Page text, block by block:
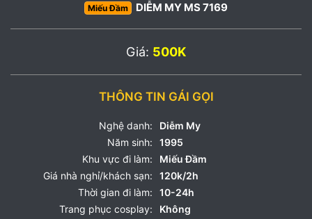
Miếu Đầm DIỄM MY MS 7169
Giá: 500K
THÔNG TIN GÁI GỌI
Nghệ danh:
Diễm My
Năm sinh:
1995
Khu vực đi làm:
Miếu Đầm
Giá nhà nghỉ/khách sạn:
120k/2h
Thời gian đi làm:
10-24h
Trang phục cosplay:
Không